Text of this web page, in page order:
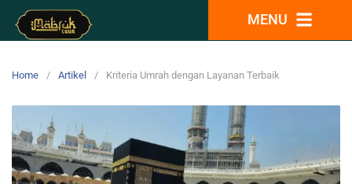
MENU
Home Artikel Kriteria Umrah dengan Layanan Terbaik